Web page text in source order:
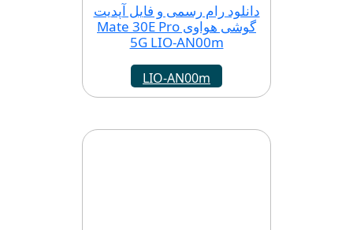
دانلود رام رسمی و فایل آپدیت
گوشی هواوی Mate 30E Pro
5G LIO-AN00m
LIO-AN00m